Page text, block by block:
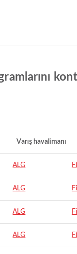
Varış havalimanı
ALG
ALG
ALG
ALG